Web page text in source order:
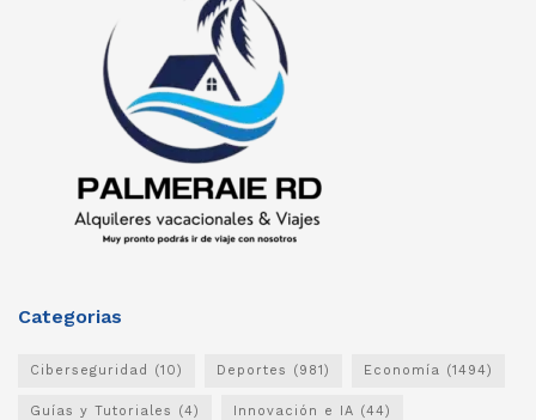
Categorias
Ciberseguridad (10) Deportes (981) Economía (1494)
Guías y Tutoriales (4) Innovación e IA (44)